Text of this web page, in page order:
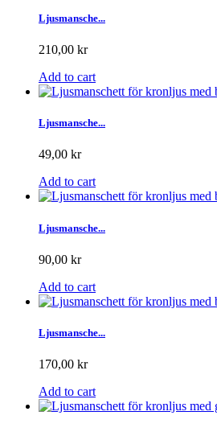
Ljusmansche...
210,00 kr
Add to cart
Ljusmansche...
49,00 kr
Add to cart
Ljusmansche...
90,00 kr
Add to cart
Ljusmansche...
170,00 kr
Add to cart